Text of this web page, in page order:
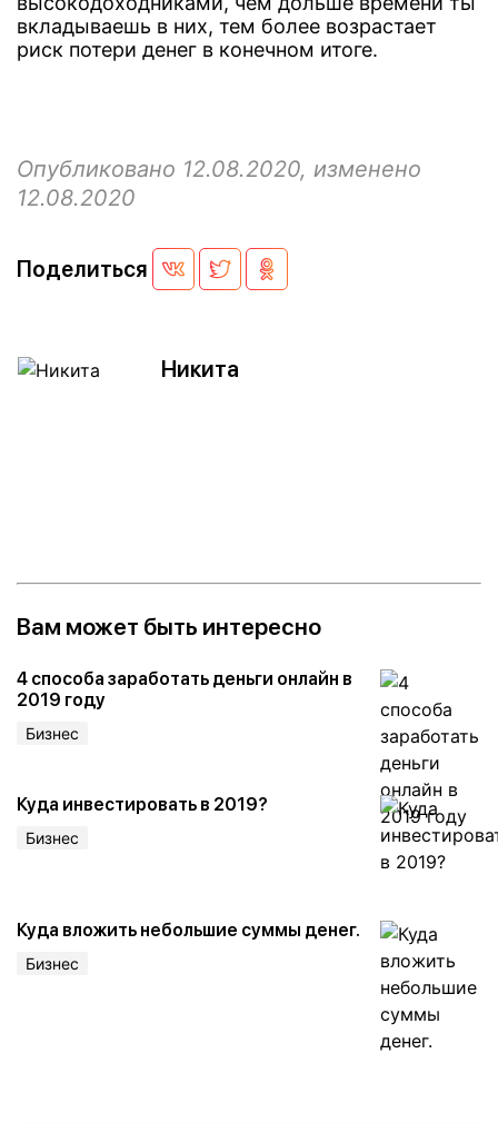
вкладываешь в них, тем более возрастает
риск потери денег в конечном итоге.
Опубликовано 12.08.2020, изменено
12.08.2020
Поделиться
Никита
Вам может быть интересно
4 способа заработать деньги онлайн в
2019 году
Бизнес
Куда инвестировать в 2019?
Бизнес
Куда вложить небольшие суммы денег.
Бизнес